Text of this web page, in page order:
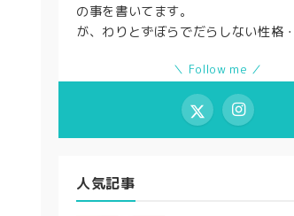
の事を書いてます。
が、わりとずぼらでだらしない性格・
＼ Follow me ／
人気記事